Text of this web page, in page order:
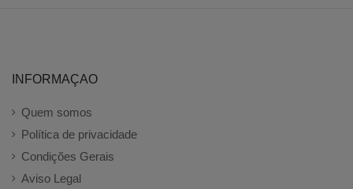
INFORMAÇAO
Quem somos
Política de privacidade
Condições Gerais
Aviso Legal